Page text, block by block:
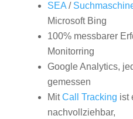
SEA/
Microsoft Bing
100% messbarer
Monitorring
Google Analytics,
gemessen
MitCall Tracking ist
nachvollziehbar,